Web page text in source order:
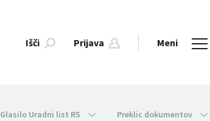
Išči Prijava Meni
Glasilo Uradni list RS Preklic dokumentov